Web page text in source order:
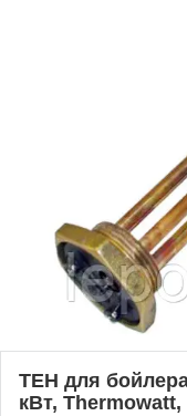
ТЕН для
кВт, Thermowatt,